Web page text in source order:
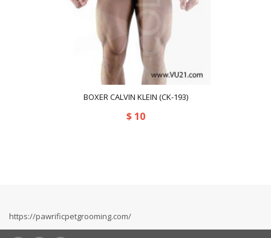
BOXER CALVIN KLEIN (CK-193)
$10
https://pawrificpetgrooming.com/